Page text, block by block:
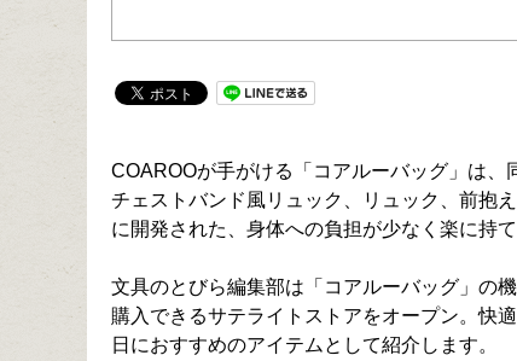
COAROOが手がける「コアルーバッグ」は
チェストバンド風リュック、リュック、前抱
に開発された、身体への負担が少なく楽に持
文具のとびら編集部は「コアルーバッグ」の
購入できるサテライトストアをオープン。快
日におすすめのアイテムとして紹介します。